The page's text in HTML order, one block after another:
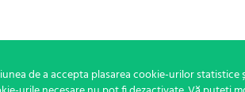
de a accepta plasarea cookie-urilor statistice